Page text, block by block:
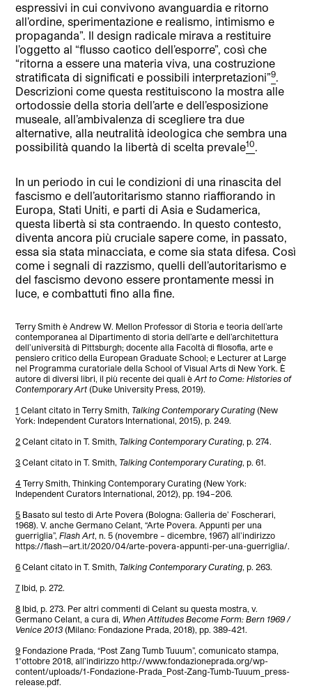
espressivi in cui convivono avanguardia e ritorno
all’ordine, sperimentazione e realismo, intimismo e
propaganda”. Il design radicale mirava a restituire
l’oggetto al “flusso caotico dell’esporre”, così che
“ritorna a essere una materia viva, una costruzione
stratificata di significati e possibili interpretazioni”9.
Descrizioni come questa restituiscono la mostra alle
ortodossie della storia dell’arte e dell’esposizione
museale, all’ambivalenza di scegliere tra due
alternative, alla neutralità ideologica che sembra una
possibilità quando la libertà di scelta prevale10.
In un periodo in cui le condizioni di una rinascita del
fascismo e dell’autoritarismo stanno riaffiorando in
Europa, Stati Uniti, e parti di Asia e Sudamerica,
questa libertà si sta contraendo. In questo contesto,
diventa ancora più cruciale sapere come, in passato,
essa sia stata minacciata, e come sia stata difesa. Così
come i segnali di razzismo, quelli dell’autoritarismo e
del fascismo devono essere prontamente messi in
luce, e combattuti fino alla fine.
Terry Smith è Andrew W. Mellon Professor di Storia e teoria dell’arte
contemporanea al Dipartimento di storia dell’arte e dell’architettura
dell’università di Pittsburgh; docente alla Facoltà di filosofia, arte e
pensiero critico della European Graduate School; e Lecturer at Large
nel Programma curatoriale della School of Visual Arts di New York. È
autore di diversi libri, il più recente dei quali èArt to Come: Histories of
Contemporary Art (Duke University Press, 2019).
1 Celant citato in Terry Smith, Talking Contemporary Curating (New
York: Independent Curators International, 2015), p. 249.
2 Celant citato in T. Smith, Talking Contemporary Curating, p. 274.
3 Celant citato in T. Smith, Talking Contemporary Curating, p. 61.
4 Terry Smith, Thinking Contemporary Curating (New York:
Independent Curators International, 2012), pp. 194–206.
5 Basato sul testo di Arte Povera (Bologna: Galleria de’ Foscherari,
1968). V. anche Germano Celant, “Arte Povera. Appunti per una
guerriglia”,Flash Art, n. 5 (novembre – dicembre, 1967) all’indirizzo
https://flash—art.it/2020/04/arte-povera-appunti-per-una-guerriglia/.
6 Celant citato in T. Smith, Talking Contemporary Curating, p. 263.
7Ibid, p. 272.
8 Ibid, p. 273. Per altri commenti di Celant su questa mostra, v.
Germano Celant, a cura di, When Attitudes Become Form: Bern 1969 /
Venice 2013 (Milano: Fondazione Prada, 2018), pp. 389-421.
9 Fondazione Prada, “Post Zang Tumb Tuuum”, comunicato stampa,
1°ottobre 2018, all’indirizzo http://www.fondazioneprada.org/wp-
content/uploads/1-Fondazione-Prada_Post-Zang-Tumb-Tuuum_press-
release.pdf.